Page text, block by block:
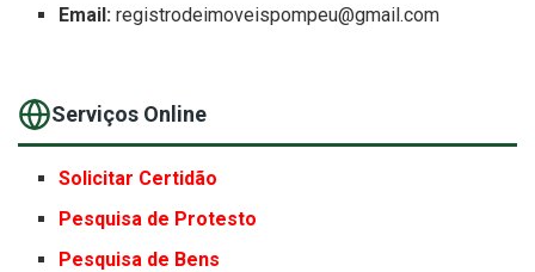
Email: registrodeimoveispompeu@gmail.com
Serviços Online
Solicitar Certidão
Pesquisa de Protesto
Pesquisa de Bens